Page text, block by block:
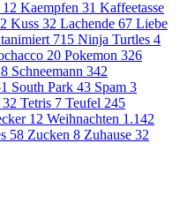
12 Kaempfen 31 Kaffeetasse
Kuss 32 Lachende 67 Liebe
715 Ninja Turtles 4
20 Pokemon 326
Schneemann 342
South Park 43 Spam 3
32 Tetris 7 Teufel 245
12 Weihnachten 1.142
58 Zucken 8 Zuhause 32